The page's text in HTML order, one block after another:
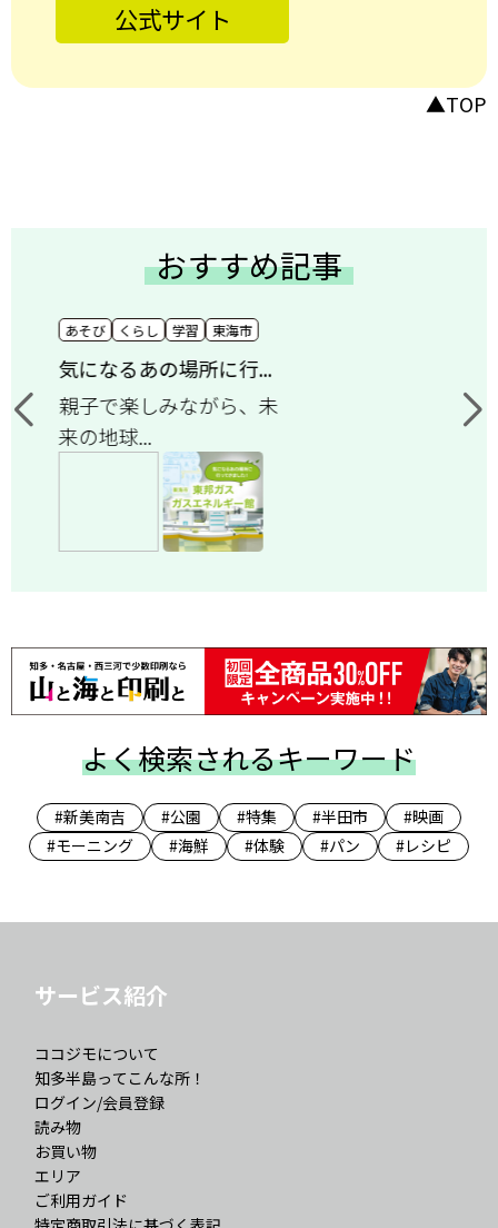
公式サイト
▲TOP
おすすめ記事
気になるあの場所に行...
親子で楽しみながら、未
来の地球...
あそび くらし 学習 東海市
よく検索されるキーワード
#新美南吉 #公園 #特集 #半田市
#映画
#モーニング
#海鮮 #体験 #パン #レシピ
サービス紹介
ココジモについて
知多半島ってこんな所！
ログイン/会員登録
読み物
お買い物
エリア
ご利用ガイド